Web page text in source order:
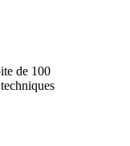
de 100